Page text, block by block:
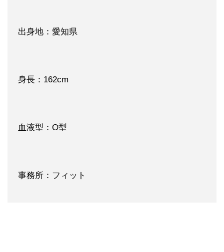
出身地：愛知県
身長：162cm
血液型：O型
事務所：フィット